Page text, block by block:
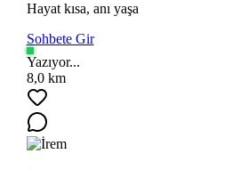
Hayat kısa, anı yaşa
Sohbete Gir
Yazıyor...
8,0 km